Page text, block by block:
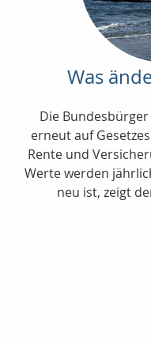
Was
Die
erneut auf
Rente und
Werte werden
neu ist, zeigt